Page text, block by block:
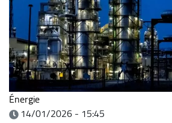
Énergie
14/01/2026 - 15:45